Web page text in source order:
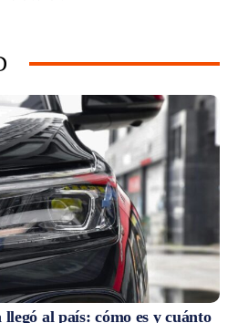
al país: cómo es y cuánto